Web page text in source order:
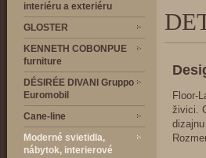
interiéru a exteriéru
GLOSTER
KENNETH COBONPUE
furniture
DÉSIRÉE DIVANI Gruppo
Euromobil
Cane-line
Moderné svietidla,
nábytok, interierové
Floor-
živici.